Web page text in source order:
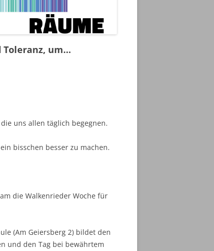
Toleranz, um…
uns allen täglich begegnen.
bisschen besser zu machen.
die Walkenrieder Woche für
(Am Geiersberg 2) bildet den
und den Tag bei bewährtem